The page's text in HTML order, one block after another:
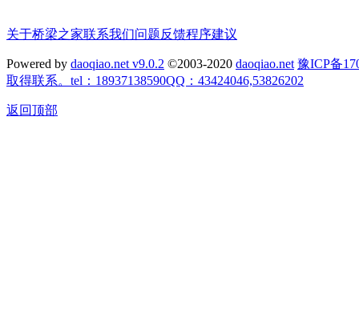
关于桥梁之家联系我们问题反馈程序建议
Powered by daoqiao.net v9.0.2 ©2003-2020 daoqiao.net 豫ICP备
取得联系。tel：18937138590QQ：43424046,53826202
返回顶部